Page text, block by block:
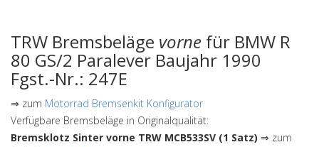
TRW Bremsbeläge vorne für BMW R
80 GS/2 Paralever Baujahr 1990
Fgst.-Nr.: 247E
⇒ zum Motorrad Bremsenkit Konfigurator
Verfügbare Bremsbeläge in Originalqualität:
Bremsklotz Sinter vorne TRW MCB533SV (1 Satz) ⇒ zum